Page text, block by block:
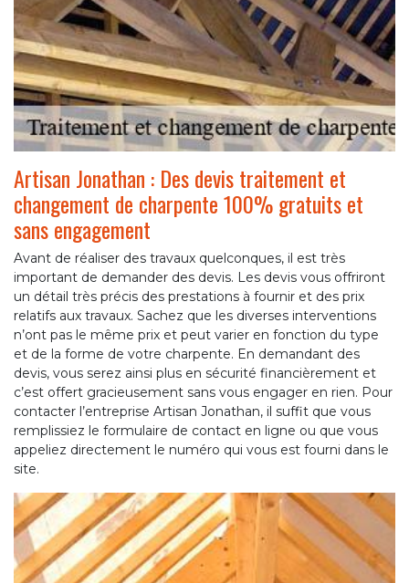
Artisan Jonathan : Des devis traitement et
changement de charpente 100% gratuits et
sans engagement
Avant de réaliser des travaux quelconques, il est très
important de demander des devis. Les devis vous offriront
un détail très précis des prestations à fournir et des prix
relatifs aux travaux. Sachez que les diverses interventions
n’ont pas le même prix et peut varier en fonction du type
et de la forme de votre charpente. En demandant des
devis, vous serez ainsi plus en sécurité financièrement et
c’est offert gracieusement sans vous engager en rien. Pour
contacter l’entreprise Artisan Jonathan, il suffit que vous
remplissiez le formulaire de contact en ligne ou que vous
appeliez directement le numéro qui vous est fourni dans le
site.